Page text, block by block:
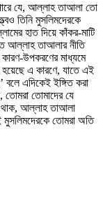
যে, আল্লাহ তাআলা তো
তিনি মুসলিমদেরকে
হাত দিয়ে কাঁকর-মাটি
আল্লাহ তাআলার নীতি
উপকরণের মাধ্যমে
এ কারণে, যাতে এই
এদিকেই ইঙ্গিত করা
তোমরা তোমাদের যে
আল্লাহ তাআলা
মুসলিমদেরকে তোমরা অতি